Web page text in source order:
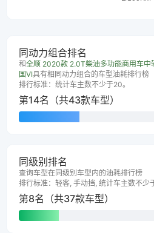
同动力组合排名
和全顺 2020款 2.0T柴油多功能商用车中
国VI具有相同动力组合的车型油耗排行榜
排行标准：统计车主数不少于20。
第14名（共43款车型）
同级别排名
查询车型在同级别车型内的油耗排行榜
排行标准：轻客, 手动挡, 统计车主数不少
第8名（共37款车型）